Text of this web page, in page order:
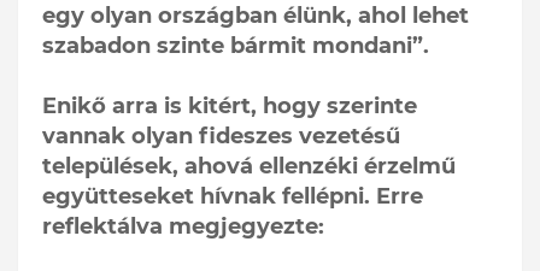
egy olyan országban élünk, ahol lehet
szabadon szinte bármit mondani”.
Enikő arra is kitért, hogy szerinte
vannak olyan fideszes vezetésű
települések, ahová ellenzéki érzelmű
együtteseket hívnak fellépni. Erre
reflektálva megjegyezte: